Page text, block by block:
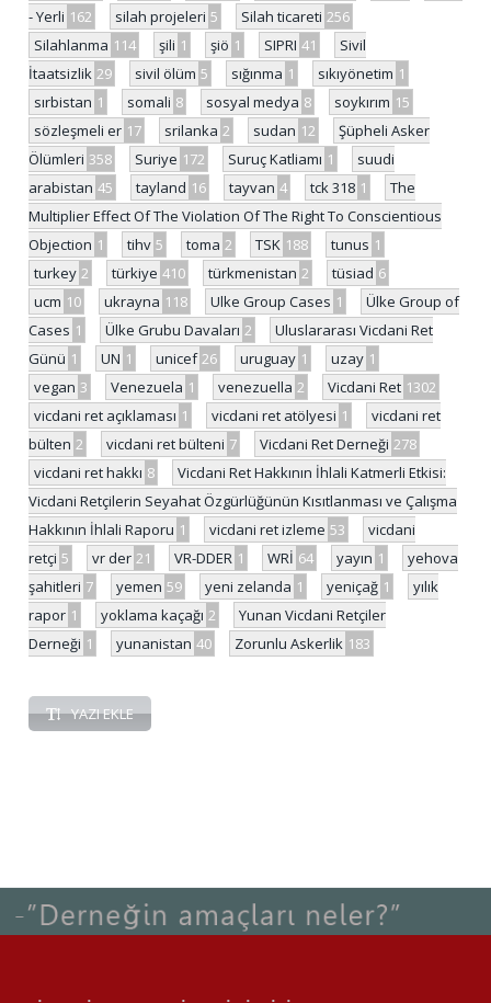
- Yerli 162 silah projeleri 5 Silah ticareti 256
Silahlanma 114 şili 1 şiö 1 SIPRI 41
Sivil
İtaatsizlik 29 sivil ölüm 5 sığınma 1 sıkıyönetim 1
sırbistan 1 somali 8 sosyal medya 8 soykırım 15
sözleşmeli er 17 srilanka 2 sudan 12
Şüpheli Asker
Ölümleri 358 Suriye 172 Suruç Katliamı 1
suudi
arabistan 45 tayland 16 tayvan 4 tck 318 1
The
Multiplier Effect Of The Violation Of The Right To Conscientious
Objection 1 tihv 5 toma 2 TSK 188 tunus 1
turkey 2 türkiye 410 türkmenistan 2 tüsiad 6
ucm 10 ukrayna 118 Ulke Group Cases 1
Ülke Group of
Cases 1 Ülke Grubu Davaları 2
Uluslararası Vicdani Ret
Günü 1 UN 1 unicef 26 uruguay 1 uzay 1
vegan 3 Venezuela 1 venezuella 2 Vicdani Ret 1302
vicdani ret açıklaması 1 vicdani ret atölyesi 1
vicdani ret
bülten 2 vicdani ret bülteni 7 Vicdani Ret Derneği 278
vicdani ret hakkı 8
Vicdani Ret Hakkının İhlali Katmerli Etkisi:
Vicdani Retçilerin Seyahat Özgürlüğünün Kısıtlanması ve Çalışma
Hakkının İhlali Raporu 1 vicdani ret izleme 53
vicdani
retçi 5 vr der 21 VR-DDER 1 WRİ 64 yayın 1
yehova
şahitleri 7 yemen 59 yeni zelanda 1 yeniçağ 1
yılık
rapor 1 yoklama kaçağı 2
Yunan Vicdani Retçiler
Derneği 1 yunanistan 40 Zorunlu Askerlik 183
YAZI EKLE